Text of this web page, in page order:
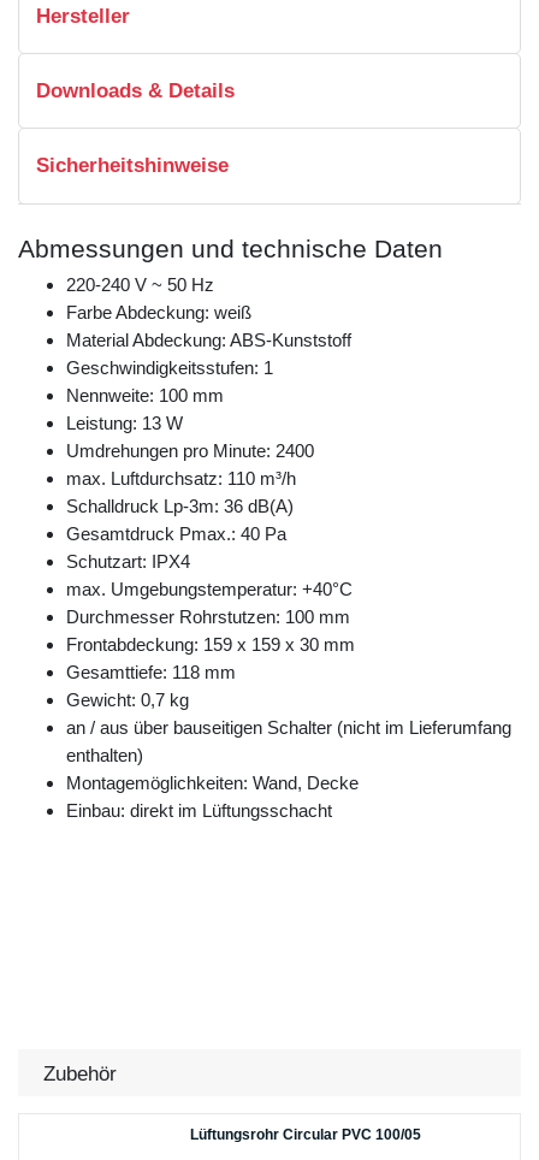
Hersteller
Downloads & Details
Sicherheitshinweise
Abmessungen und technische Daten
220-240 V ~ 50 Hz
Farbe Abdeckung: weiß
Material Abdeckung: ABS-Kunststoff
Geschwindigkeitsstufen: 1
Nennweite: 100 mm
Leistung: 13 W
Umdrehungen pro Minute: 2400
max. Luftdurchsatz: 110 m³/h
Schalldruck Lp-3m: 36 dB(A)
Gesamtdruck Pmax.: 40 Pa
Schutzart: IPX4
max. Umgebungstemperatur: +40°C
Durchmesser Rohrstutzen: 100 mm
Frontabdeckung: 159 x 159 x 30 mm
Gesamttiefe: 118 mm
Gewicht: 0,7 kg
an / aus über bauseitigen Schalter (nicht im Lieferumfang
enthalten)
Montagemöglichkeiten: Wand, Decke
Einbau: direkt im Lüftungsschacht
Zubehör
Lüftungsrohr Circular PVC 100/05